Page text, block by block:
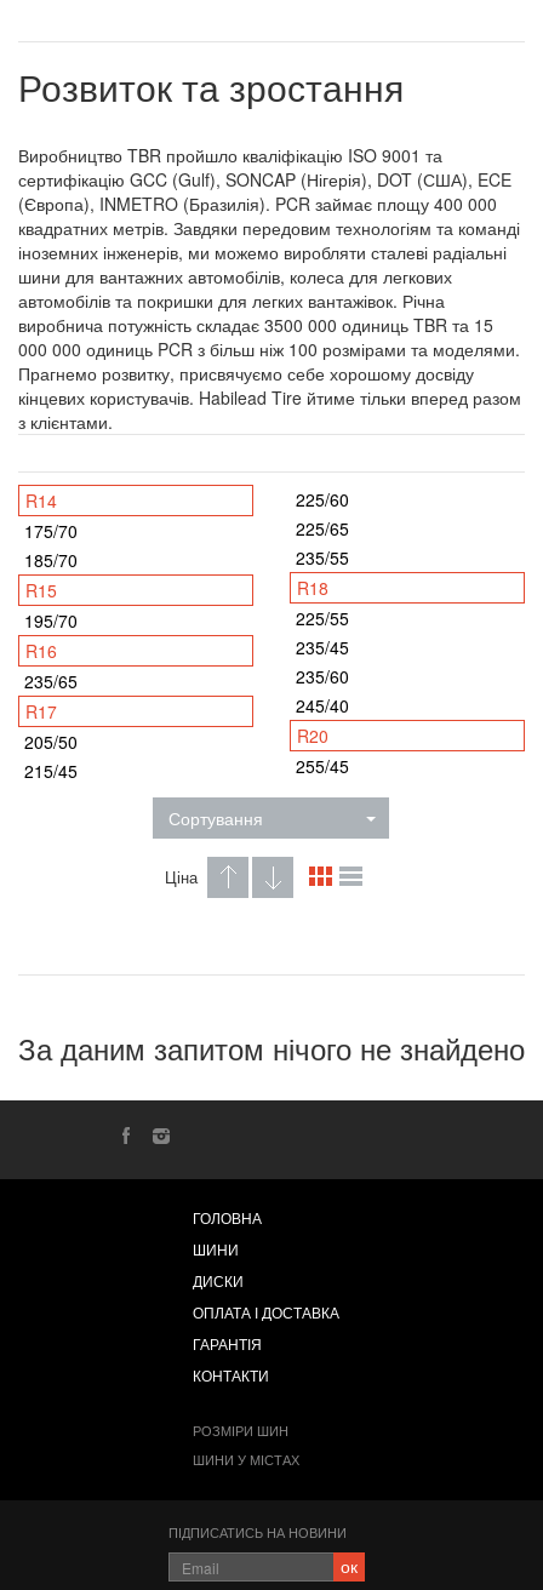
Розвиток та зростання
Виробництво TBR пройшло кваліфікацію ISO 9001 та
сертифікацію GCC (Gulf), SONCAP (Нігерія), DOT (США), ECE
(Європа), INMETRO (Бразилія). PCR займає площу 400 000
квадратних метрів. Завдяки передовим технологіям та команді
іноземних інженерів, ми можемо виробляти сталеві радіальні
шини для вантажних автомобілів, колеса для легкових
автомобілів та покришки для легких вантажівок. Річна
виробнича потужність складає 3500 000 одиниць TBR та 15
000 000 одиниць PCR з більш ніж 100 розмірами та моделями.
Прагнемо розвитку, присвячуємо себе хорошому досвіду
кінцевих користувачів. Habilead Tire йтиме тільки вперед разом
з клієнтами.
R14
175/70
185/70
R15
195/70
R16
235/65
R17
205/50
215/45
225/60
225/65
235/55
R18
225/55
235/45
235/60
245/40
R20
255/45
Сортування
Ціна
За даним запитом нічого не знайдено
ГОЛОВНА
ШИНИ
ДИСКИ
ОПЛАТА І ДОСТАВКА
ГАРАНТІЯ
КОНТАКТИ
РОЗМІРИ ШИН
ШИНИ У МІСТАХ
ПІДПИСАТИСЬ НА НОВИНИ
ок